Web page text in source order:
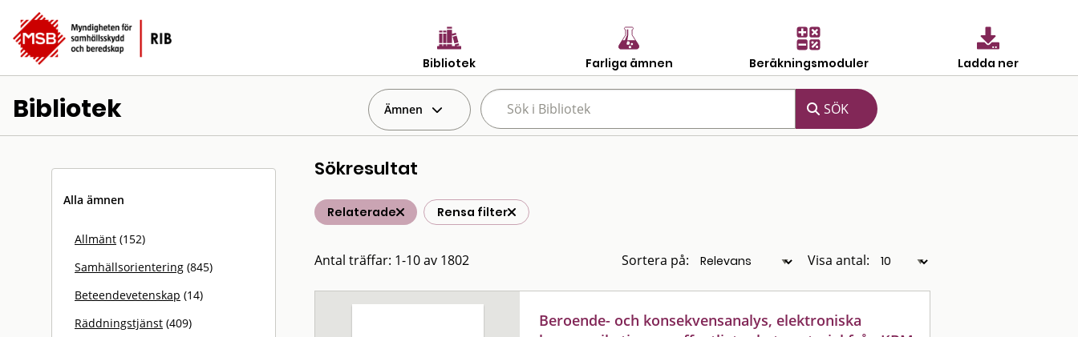
Bibliotek Farliga ämnen Beräkningsmoduler Ladda ner
Bibliotek Ämnen
Alla ämnen
Allmänt (152)
Samhällsorientering (845)
Beteendevetenskap (14)
Räddningstjänst (409)
Sökresultat
Relaterade Rensa filter
Antal träffar: 1-10 av 1802 Sortera på: Visa antal:
Beroende- och konsekvensanalys, elektroniska